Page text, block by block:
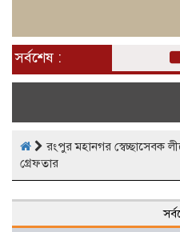
সর্বশেষ :
রংপুর মহানগর স্বেচ্ছাসেবক
গ্রেফতার